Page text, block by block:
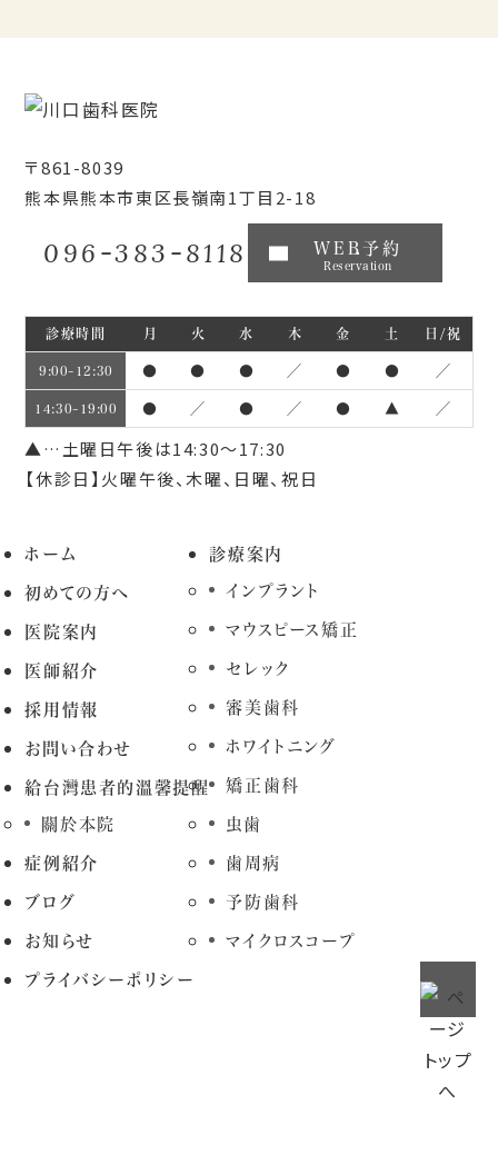
〒861-8039
熊本県熊本市東区長嶺南1丁目2-18
096-383-8118 WEB予約
Reservation
診療時間 月 火 水 木 金 土 日/祝
9:00~12:30 ● ● ● ／ ● ● ／
14:30~19:00 ● ／ ● ／ ● ▲ ／
▲…土曜日午後は14:30～17:30
【休診日】火曜午後、木曜、日曜、祝日
ホーム
初めての方へ
医院案内
医師紹介
採用情報
お問い合わせ
給台灣患者的溫馨提醒
關於本院
症例紹介
ブログ
お知らせ
プライバシーポリシー
診療案内
インプラント
マウスピース矯正
セレック
審美歯科
ホワイトニング
矯正歯科
虫歯
歯周病
予防歯科
マイクロスコープ